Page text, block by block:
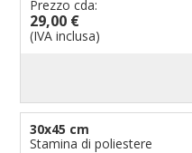
Prezzo cda:
29,00 €
(IVA inclusa)
30x45 cm
Stamina di poliestere